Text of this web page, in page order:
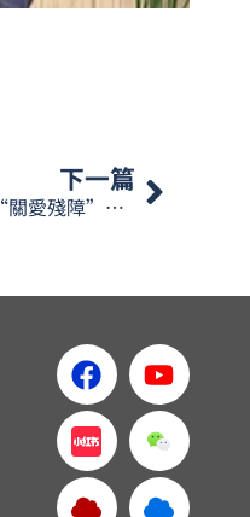
下一篇
第十三屆“灃標杯”國際聽障攝影展暨“關愛殘障”主題公益攝影展